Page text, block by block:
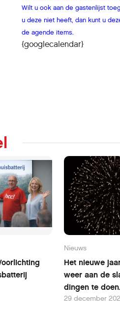
Wilt u ook aan de gastenlijst
u deze niet heeft, dan kunt u
de agende items.
{googlecalendar}
Nieuws
Het nieuwe
weer aan de
dingen te doen.
29 december